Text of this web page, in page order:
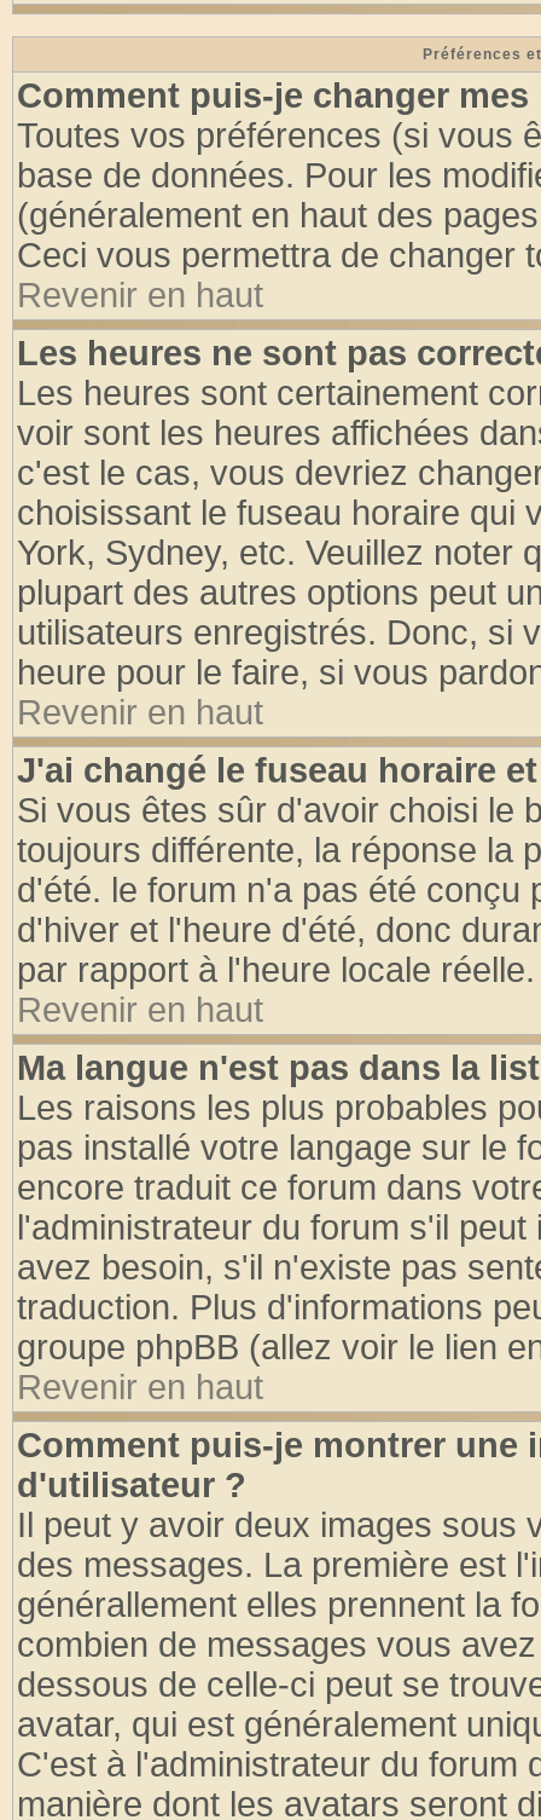
Préférences
Comment puis-je changer mes
Toutes vos préférences (si vous
base de données. Pour les
(généralement en haut des
Ceci vous permettra de changer
Revenir en haut
Les heures ne sont pas
Les heures sont certainement
voir sont les heures affichées
c'est le cas, vous devriez
choisissant le fuseau horaire qui
York, Sydney, etc. Veuillez noter
plupart des autres options peut
utilisateurs enregistrés. Donc, si
heure pour le faire, si vous
Revenir en haut
J'ai changé le fuseau horaire
Si vous êtes sûr d'avoir choisi le
toujours différente, la réponse la
d'été. le forum n'a pas été conçu
d'hiver et l'heure d'été, donc
par rapport à l'heure locale réelle.
Revenir en haut
Ma langue n'est pas dans la
Les raisons les plus probables
pas installé votre langage sur le
encore traduit ce forum dans
l'administrateur du forum s'il
avez besoin, s'il n'existe pas
traduction. Plus d'informations
groupe phpBB (allez voir le lien
Revenir en haut
Comment puis-je montrer une
d'utilisateur ?
Il peut y avoir deux images sous
des messages. La première est
générallement elles prennent la
combien de messages vous
dessous de celle-ci peut se
avatar, qui est généralement
C'est à l'administrateur du forum
manière dont les avatars seront